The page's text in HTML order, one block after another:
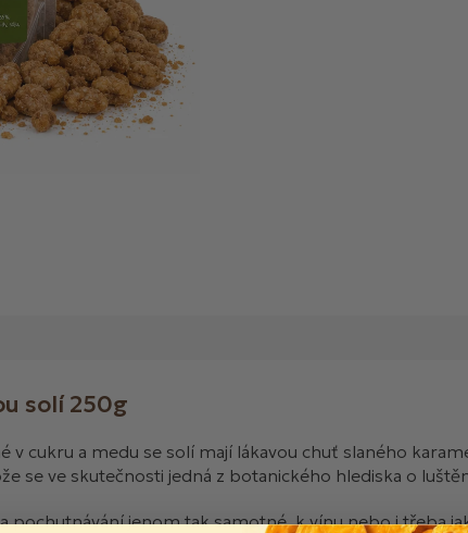
solí 250g
v cukru a medu se solí mají lákavou chuť slaného
se ve skutečnosti jedná z botanického hlediska o
pochutnávání jenom tak samotné, k vínu nebo i třeba